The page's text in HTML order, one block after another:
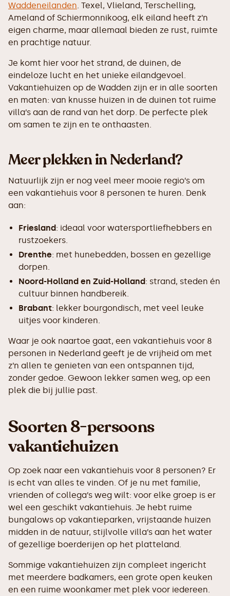
Waddeneilanden . Texel, Vlieland, Terschelling,
Ameland of Schiermonnikoog, elk eiland heeft z’n
eigen charme, maar allemaal bieden ze rust, ruimte
en prachtige natuur.
Je komt hier voor het strand, de duinen, de
eindeloze lucht en het unieke eilandgevoel.
Vakantiehuizen op de Wadden zijn er in alle soorten
en maten: van knusse huizen in de duinen tot ruime
villa’s aan de rand van het dorp. De perfecte plek
om samen te zijn en te onthaasten.
Meer plekken in Nederland?
Natuurlijk zijn er nog veel meer mooie regio’s om
een vakantiehuis voor 8 personen te huren. Denk
aan:
Friesland: ideaal voor watersportliefhebbers en
rustzoekers.
Drenthe: met hunebedden, bossen en gezellige
dorpen.
Noord-Holland en Zuid-Holland: strand, steden én
cultuur binnen handbereik.
Brabant: lekker bourgondisch, met veel leuke
uitjes voor kinderen.
Waar je ook naartoe gaat, een vakantiehuis voor 8
personen in Nederland geeft je de vrijheid om met
z’n allen te genieten van een ontspannen tijd,
zonder gedoe. Gewoon lekker samen weg, op een
plek die bij jullie past.
Soorten 8-persoons
vakantiehuizen
Op zoek naar een vakantiehuis voor 8 personen? Er
is echt van alles te vinden. Of je nu met familie,
vrienden of collega’s weg wilt: voor elke groep is er
wel een geschikt vakantiehuis. Je hebt ruime
bungalows op vakantieparken, vrijstaande huizen
midden in de natuur, stijlvolle villa’s aan het water
of gezellige boerderijen op het platteland.
Sommige vakantiehuizen zijn compleet ingericht
met meerdere badkamers, een grote open keuken
en een ruime woonkamer met plek voor iedereen.